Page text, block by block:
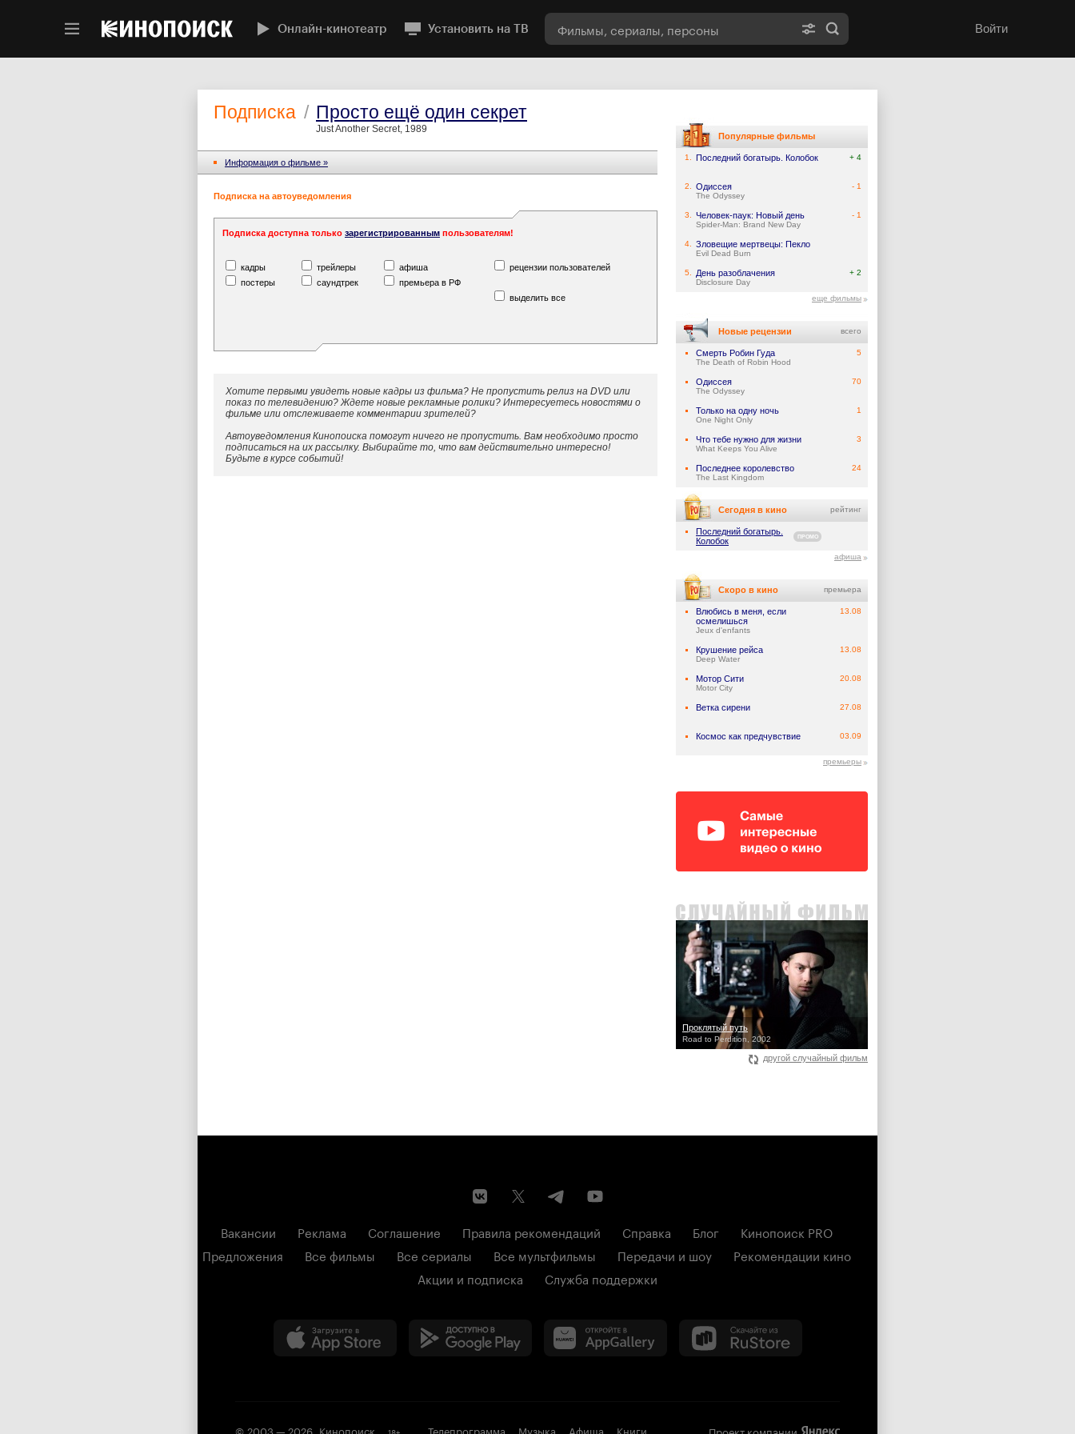
Онлайн-кинотеатр Установить на ТВ Войти
Подписка / Просто ещё один секрет
Just Another Secret, 1989
Информация o фильме »
Подписка на автоуведомления
Подписка доступна только зарегистрированным пользователям!
кадры трейлеры афиша
рецензии пользователей
постеры
саундтрек
премьера в РФ
выделить все
Хотите первыми увидеть новые кадры из фильма? Не пропустить релиз на DVD или
показ по телевидению? Ждете новые рекламные ролики? Интересуетесь новостями о
фильме или отслеживаете комментарии зрителей?
Автоуведомления Кинопоиска помогут ничего не пропустить. Вам необходимо просто
подписаться на их рассылку. Выбирайте то, что вам действительно интересно!
Будьте в курсе событий!
Популярные фильмы
1. Последний богатырь. Колобок + 4
2. Одиссея
The Odyssey
- 1
3. Человек-паук: Новый день
Spider-Man: Brand New Day
- 1
4. Зловещие мертвецы: Пекло
Evil Dead Burn
5. День разоблачения
Disclosure Day
+ 2
еще фильмы
Новые рецензии всего
Смерть Робин Гуда
The Death of Robin Hood
5
Одиссея
The Odyssey
70
Только на одну ночь
One Night Only
1
Что тебе нужно для жизни
What Keeps You Alive
3
Последнее королевство
The Last Kingdom
24
Сегодня в кино рейтинг
Последний богатырь.
Колобок
ПРОМО
афиша
Скоро в кино премьера
Влюбись в меня, если
осмелишься
Jeux d'enfants
13.08
Крушение рейса
Deep Water
13.08
Мотор Сити
Motor City
20.08
Ветка сирени 27.08
Космос как предчувствие 03.09
премьеры
Проклятый путь
Road to Perdition, 2002
другой случайный фильм
Вакансии Реклама Соглашение Правила рекомендаций Справка Блог
Кинопоиск PRO
Предложения
Все фильмы Все сериалы Все мультфильмы Передачи и шоу
Рекомендации кино
Акции и подписка
Служба поддержки
© 2003 — 2026, Кинопоиск Телепрограмма Музыка Афиша Книги Проект компании